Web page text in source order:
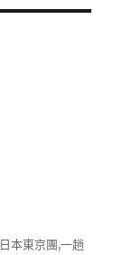
日本東京團,一趟